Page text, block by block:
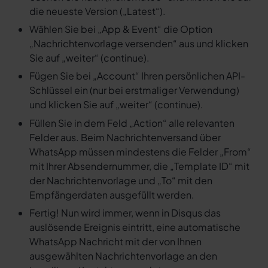
die neueste Version („Latest“).
Wählen Sie bei „App & Event“ die Option
„Nachrichtenvorlage versenden“ aus und klicken
Sie auf „weiter“ (continue).
Fügen Sie bei „Account“ Ihren persönlichen API-
Schlüssel ein (nur bei erstmaliger Verwendung)
und klicken Sie auf „weiter“ (continue).
Füllen Sie in dem Feld „Action“ alle relevanten
Felder aus. Beim Nachrichtenversand über
WhatsApp müssen mindestens die Felder „From“
mit Ihrer Absendernummer, die „Template ID“ mit
der Nachrichtenvorlage und „To“ mit den
Empfängerdaten ausgefüllt werden.
Fertig! Nun wird immer, wenn in Disqus das
auslösende Ereignis eintritt, eine automatische
WhatsApp Nachricht mit der von Ihnen
ausgewählten Nachrichtenvorlage an den